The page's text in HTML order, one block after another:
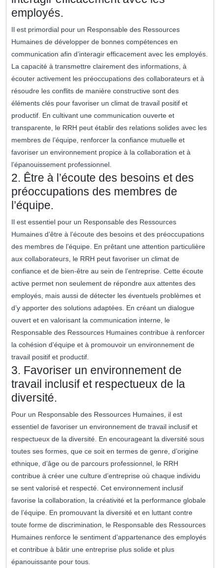
employés.
Il est primordial pour un Responsable des Ressources
Humaines de développer de bonnes compétences en
communication afin d’interagir efficacement avec les employés.
La capacité à transmettre clairement des informations, à
écouter activement les préoccupations des collaborateurs et à
résoudre les conflits de manière constructive sont des
éléments clés pour favoriser un climat de travail positif et
productif. En cultivant une communication ouverte et
transparente, le RRH peut établir des relations solides avec les
membres de l’équipe, renforcer la confiance mutuelle et
favoriser un environnement propice à la collaboration et à
l’épanouissement professionnel.
2. Être à l’écoute des besoins et des
préoccupations des membres de
l’équipe.
Il est essentiel pour un Responsable des Ressources
Humaines d’être à l’écoute des besoins et des préoccupations
des membres de l’équipe. En prêtant une attention particulière
aux collaborateurs, le RRH peut favoriser un climat de
confiance et de bien-être au sein de l’entreprise. Cette écoute
active permet non seulement de répondre aux attentes des
employés, mais aussi de détecter les éventuels problèmes et
d’y apporter des solutions adaptées. En créant un dialogue
ouvert et en valorisant la communication interne, le
Responsable des Ressources Humaines contribue à renforcer
la cohésion d’équipe et à promouvoir un environnement de
travail positif et productif.
3. Favoriser un environnement de
travail inclusif et respectueux de la
diversité.
Pour un Responsable des Ressources Humaines, il est
essentiel de favoriser un environnement de travail inclusif et
respectueux de la diversité. En encourageant la diversité sous
toutes ses formes, que ce soit en termes de genre, d’origine
ethnique, d’âge ou de parcours professionnel, le RRH
contribue à créer une culture d’entreprise où chaque individu
se sent valorisé et respecté. Cet environnement inclusif
favorise la collaboration, la créativité et la performance globale
de l’équipe. En promouvant la diversité et en luttant contre
toute forme de discrimination, le Responsable des Ressources
Humaines renforce le sentiment d’appartenance des employés
et contribue à bâtir une entreprise plus solide et plus
épanouissante pour tous.